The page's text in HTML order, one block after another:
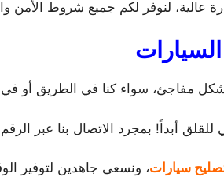
عالية، لنوفر لكم جميع شروط الأمن
مفاجئ، سواء كنا في الطريق أو
للقلق أبداً! بمجرد الاتصال بنا عبر الرقم
سيارات، ونسعى جاهدين لتوفير